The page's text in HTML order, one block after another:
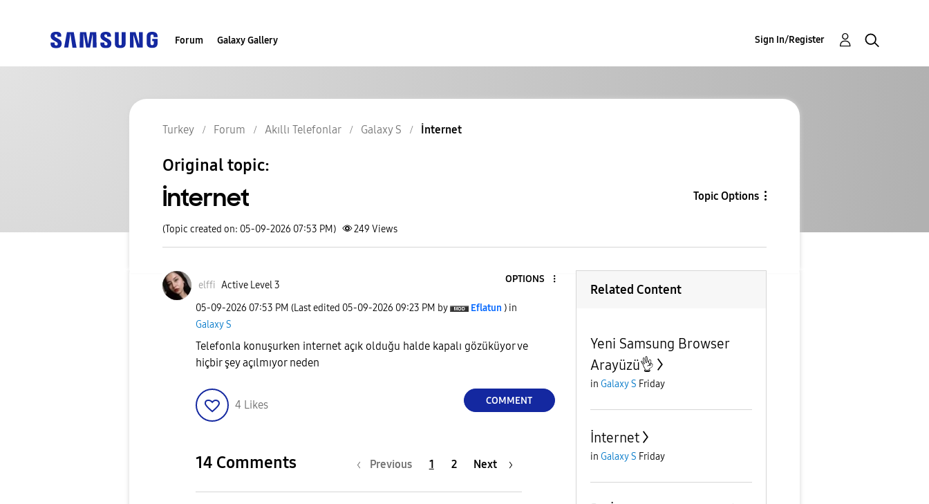
Forum Galaxy Gallery Sign In/Register
Turkey Forum Akıllı Telefonlar Galaxy S İnternet
Original topic:
İnternet Topic Options
(Topic created on: 05-09-2026 07:53 PM) 249 Views
elffi Active Level 3
OPTIONS
‎05-09-2026 07:53 PM (Last edited ‎05-09-2026 09:23 PM by Eflatun ) in
Galaxy S
Telefonla konuşurken internet açık olduğu halde kapalı gözüküyor ve
hiçbir şey açılmıyor neden
4 Likes COMMENT
14 Comments Previous 1 2 Next
Related Content
Yeni Samsung Browser
Arayüzü👌
in Galaxy S Friday
İnternet
in Galaxy S Friday